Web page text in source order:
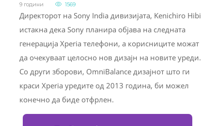
9 години 1569
Директорот на Sony India дивизијата, Kenichiro Hibi
истакна дека Sony планира објава на следната
генерација Xperia телефони, а корисниците можат
да очекуваат целосно нов дизајн на новите уреди.
Со други зборови, OmniBalance дизајнот што ги
краси Xperia уредите од 2013 година, би можел
конечно да биде отфрлен.